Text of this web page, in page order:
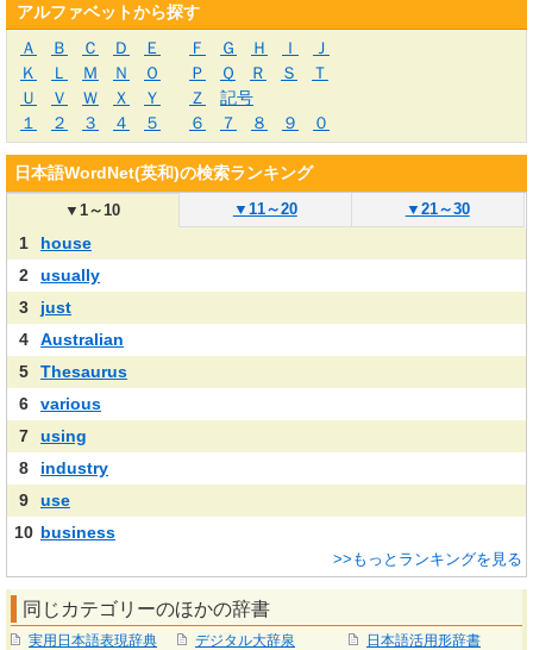
アルファベットから探す
Ａ
Ｂ Ｃ Ｄ Ｅ Ｆ Ｇ Ｈ Ｉ
Ｊ
Ｋ
Ｌ Ｍ Ｎ Ｏ Ｐ Ｑ Ｒ Ｓ
Ｔ
Ｕ
Ｖ Ｗ Ｘ Ｙ Ｚ
記号
１
２ ３ ４ ５ ６ ７ ８ ９ ０
日本語WordNet(英和)の検索ランキング
▼1～10 ▼ 11～20 ▼ 21～30
1
house
2
usually
3
just
4
Australian
5
Thesaurus
6
various
7
using
8
industry
9
use
10 business
>>もっとランキングを見る
同じカテゴリーのほかの辞書
実用日本語表現辞典
デジタル大辞泉
日本語活用形辞書